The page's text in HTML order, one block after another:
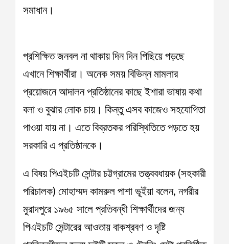
সমাধান।
প্রশিক্ষিত জনবল না থাকায় দিন দিন পিছিয়ে পড়ছে
এখানে শিক্ষার্থীরা। অনেক সময় বিভিন্ন মামলার
প্রয়োজনে আদালন প্রতিষ্ঠানের কাছে ইশারা ভাষায় কথা
বলা ও বুঝার লোক চায়। কিন্তু এসব কাজেও সহযোগিতা
পাওয়া যায় না। এতে বিব্রতকর পরিস্থিতিতে পড়তে হয়
সরকারি এ প্রতিষ্ঠানকে।
এ বিষয় পিএইচটি সেন্টার চট্টগ্রামের তত্ত্ববধায়ক (সহকারী
পরিচালক) মোহাম্মদ কামরুল পাশা ভূ্ইঁয়া বলেন, নগরীর
মুরাদপুরে ১৯৬৫ সালে প্রতিবন্ধী শিক্ষার্থীদের জন্য
পিএইচটি সেন্টারের আওতায় বাকশ্রবণ ও দৃষ্টি